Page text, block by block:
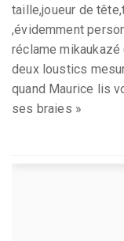
taille,joueur de
,évidemment
réclame mikaukazé
deux loustics
quand Maurice lis
ses braies »